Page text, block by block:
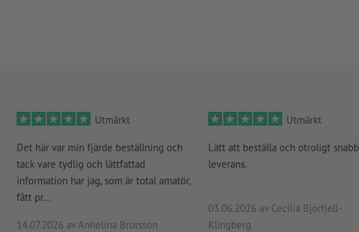
Utmärkt
Det här var min fjärde beställning och
tack vare tydlig och lättfattad
information har jag, som är total amatör,
fått pr...
14.07.2026 av Anhelina Brorsson
Utmärkt
Lätt att beställa och otroligt snabb
leverans.
03.06.2026 av Cecilia Björfjell-
Klingberg